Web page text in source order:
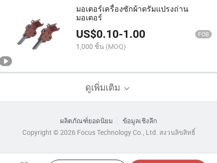
มอเตอร์เครื่องซักผ้าดรัมแปรงถ่าน
มอเตอร์
US$0.10-1.00 FOB
1,000 ชิ้น (MOQ)
ดูเพิ่มเติม
ผลิตภัณฑ์ยอดนิยม
ข้อมูลเชิงลึก
Copyright © 2026 Focus Technology Co., Ltd. สงวนลิขสิทธิ์